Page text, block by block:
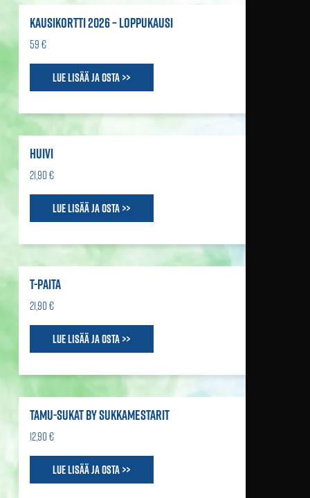
KAUSIKORTTI 2026 – LOPPUKAUSI
59 €
Lue lisää ja osta >>
HUIVI
21,90 €
Lue lisää ja osta >>
T-PAITA
21,90 €
Lue lisää ja osta >>
TAMU-SUKAT BY SUKKAMESTARIT
12,90 €
Lue lisää ja osta >>